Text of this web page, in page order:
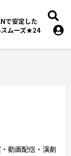
で安定した
スムーズ★24
動画配信・演劇